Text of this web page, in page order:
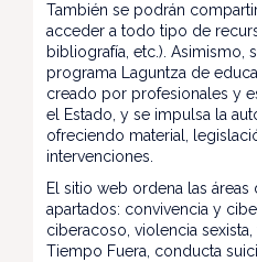
También se podrán
acceder a todo tipo de
bibliografía, etc.). Asimismo,
programa Laguntza de
creado por profesionales y
el Estado, y se impulsa la
ofreciendo material,
intervenciones.
El sitio web ordena las
apartados: convivencia y
ciberacoso, violencia
Tiempo Fuera, conducta